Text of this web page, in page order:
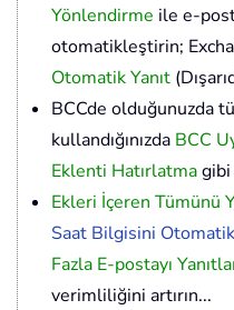
Yönlendirme ile e-
otomatikleştirin;
Otomatik Yanıt
BCCde olduğunuzda
kullandığınızda BCC
Eklenti Hatırlatmagibi
Ekleri İçeren Tümünü
Saat Bilgisini
Fazla E-postayı
verimliliğini artırın...